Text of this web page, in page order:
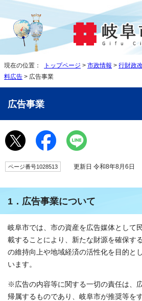
現在の位置： トップページ > 市政情報 > 行財政
料広告 > 広告事業
広告事業
ページ番号1028513 更新日 令和8年8月6日
1．広告事業について
岐阜市では、市の資産を広告媒体として
載することにより、新たな財源を確保す
の維持向上や地域経済の活性化を目的と
います。
※広告の内容等に関する一切の責任は、
帰属するものであり、岐阜市が推奨等を